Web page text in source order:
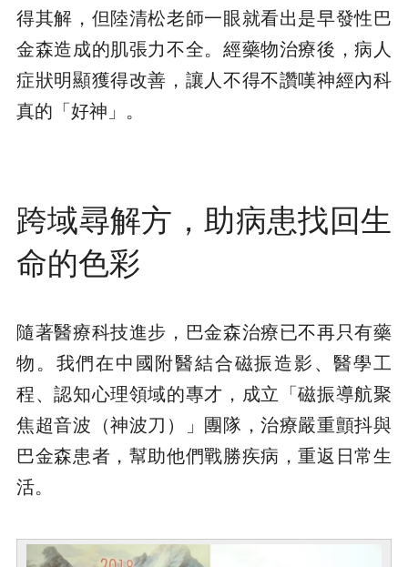
得其解，但陸清松老師一眼就看出是早發性巴
金森造成的肌張力不全。經藥物治療後，病人
症狀明顯獲得改善，讓人不得不讚嘆神經內科
真的「好神」。
跨域尋解方，助病患找回生
命的色彩
隨著醫療科技進步，巴金森治療已不再只有藥
物。我們在中國附醫結合磁振造影、醫學工
程、認知心理領域的專才，成立「磁振導航聚
焦超音波（神波刀）」團隊，治療嚴重顫抖與
巴金森患者，幫助他們戰勝疾病，重返日常生
活。